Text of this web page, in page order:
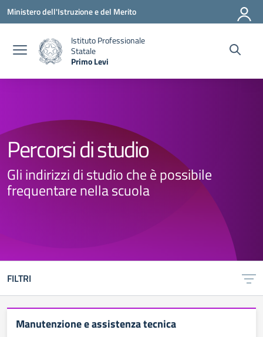
Vai ai contenuti
Vai al menu di navigazione
Vai al footer
Ministero dell'Istruzione e del Merito
Istituto Professionale
Statale
Primo Levi
Percorsi di studio
Gli indirizzi di studio che è possibile
frequentare nella scuola
FILTRI
Manutenzione e assistenza tecnica